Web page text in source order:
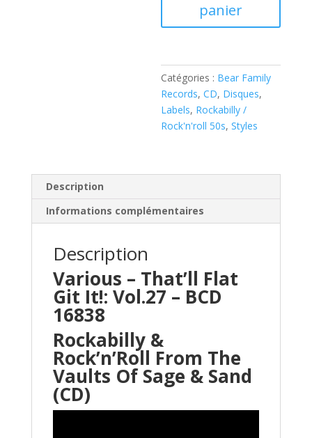
'll
It!
-
vol.27
(
Records
panier
Catégories : Bear Family
Records,CD, Disques,
Labels, Rockabilly /
Rock'n'roll 50s,Styles
Description
Informations complémentaires
Description
Various – That’ll Flat
Git It!: Vol.27 – BCD
16838
Rockabilly &
Rock’n’Roll From The
Vaults Of Sage & Sand
(CD)